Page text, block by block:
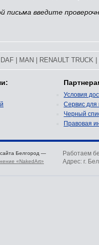
письма введите
DAF MAN RENAULT TRUCK
Условия
Сервис для
Черный
Правовая
Белгород —
«NakedArt»
Работаем
Адрес: г.